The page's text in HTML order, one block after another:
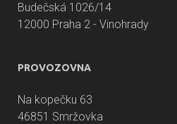
Budečská 1026/14
12000 Praha 2 - Vinohrady
PROVOZOVNA
Na kopečku 63
46851 Smržovka